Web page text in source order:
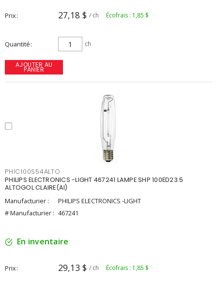
Prix 27,18 $ / ch Écofrais : 1,85 $
Quantité ch
AJOUTER AU
PANIER
PHIC100S54ALTO
PHILIPS ELECTRONICS -LIGHT 467241 LAMPE SHP 100ED23.5
ALTOGOL CLAIRE(AI)
Manufacturier :
PHILIPS ELECTRONICS -LIGHT
# Manufacturier : 467241
En inventaire
Prix 29,13 $ / ch Écofrais : 1,85 $